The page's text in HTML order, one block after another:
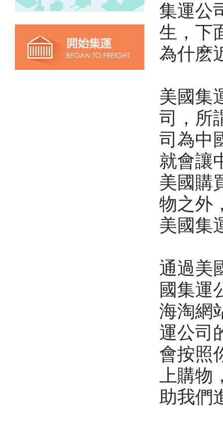
集運公
生，下
為什麽
美國集
司，所
司為中
就會讓
美國購
物之外
美國集
通過美
國集運
海淘網
運公司
會按照
上購
助我們